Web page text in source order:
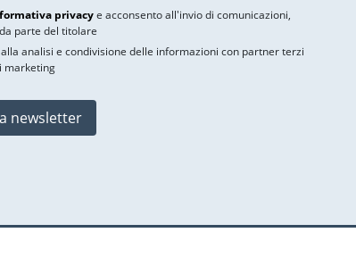
privacye acconsento all'invio di comunicazioni,
parte del titolare
analisi e condivisione delle informazioni con partner terzi
marketing
newsletter